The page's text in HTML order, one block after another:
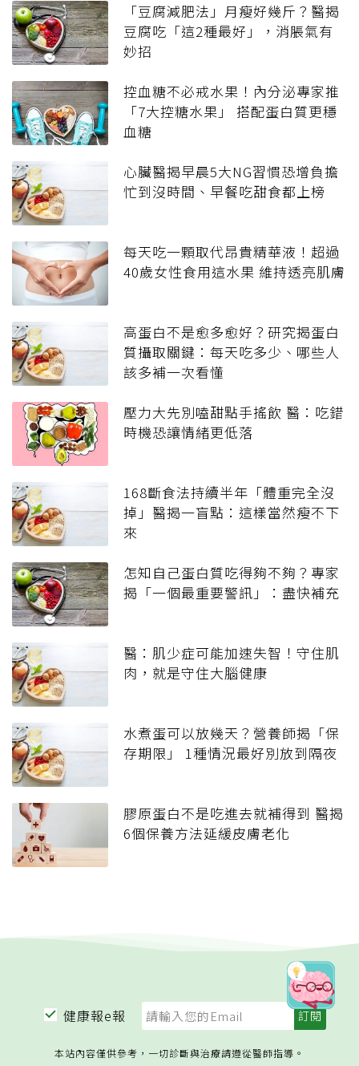
「豆腐減肥法」月瘦好幾斤？醫揭
豆腐吃「這2種最好」，消脹氣有
妙招
控血糖不必戒水果！內分泌專家推
「7大控糖水果」 搭配蛋白質更穩
血糖
心臟醫揭早晨5大NG習慣恐增負擔
忙到沒時間、早餐吃甜食都上榜
每天吃一顆取代昂貴精華液！超過
40歲女性食用這水果 維持透亮肌膚
高蛋白不是愈多愈好？研究揭蛋白
質攝取關鍵：每天吃多少、哪些人
該多補一次看懂
壓力大先別嗑甜點手搖飲 醫：吃錯
時機恐讓情緒更低落
168斷食法持續半年「體重完全沒
掉」醫揭一盲點：這樣當然瘦不下
來
怎知自己蛋白質吃得夠不夠？專家
揭「一個最重要警訊」：盡快補充
醫：肌少症可能加速失智！守住肌
肉，就是守住大腦健康
水煮蛋可以放幾天？營養師揭「保
存期限」 1種情況最好別放到隔夜
膠原蛋白不是吃進去就補得到 醫揭
6個保養方法延緩皮膚老化
健康報e報
本站內容僅供參考，一切診斷與治療請遵從醫師指導。